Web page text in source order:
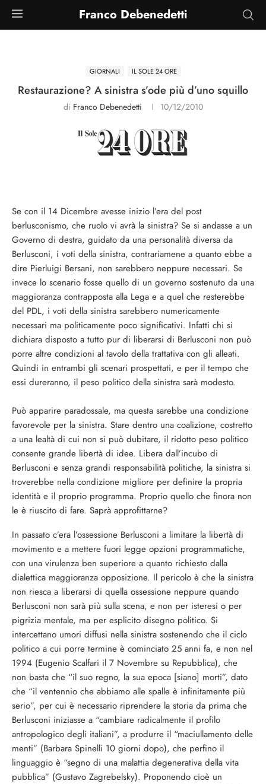
Franco Debenedetti
GIORNALI IL SOLE 24 ORE
Restaurazione? A sinistra s’ode più d’uno squillo
di Franco Debenedetti 10/12/2010
Se con il 14 Dicembre avesse inizio l’era del post
berlusconismo, che ruolo vi avrà la sinistra? Se si andasse a un
Governo di destra, guidato da una personalità diversa da
Berlusconi, i voti della sinistra, contrariamene a quanto ebbe a
dire Pierluigi Bersani, non sarebbero neppure necessari. Se
invece lo scenario fosse quello di un governo sostenuto da una
maggioranza contrapposta alla Lega e a quel che resterebbe
del PDL, i voti della sinistra sarebbero numericamente
necessari ma politicamente poco significativi. Infatti chi si
dichiara disposto a tutto pur di liberarsi di Berlusconi non può
porre altre condizioni al tavolo della trattativa con gli alleati.
Quindi in entrambi gli scenari prospettati, e per il tempo che
essi dureranno, il peso politico della sinistra sarà modesto.
Può apparire paradossale, ma questa sarebbe una condizione
favorevole per la sinistra. Stare dentro una coalizione, costretto
a una lealtà di cui non si può dubitare, il ridotto peso politico
consente grande libertà di idee. Libera dall’incubo di
Berlusconi e senza grandi responsabilità politiche, la sinistra si
troverebbe nella condizione migliore per definire la propria
identità e il proprio programma. Proprio quello che finora non
le è riuscito di fare. Saprà approfittarne?
In passato c’era l’ossessione Berlusconi a limitare la libertà di
movimento e a mettere fuori legge opzioni programmatiche,
con una virulenza ben superiore a quanto richiesto dalla
dialettica maggioranza opposizione. Il pericolo è che la sinistra
non riesca a liberarsi di quella ossessione neppure quando
Berlusconi non sarà più sulla scena, e non per isteresi o per
pigrizia mentale, ma per esplicito disegno politico. Si
intercettano umori diffusi nella sinistra sostenendo che il ciclo
politico a cui porre termine è cominciato 25 anni fa, e non nel
1994 (Eugenio Scalfari il 7 Novembre su Repubblica), che
non basta che “il suo regno, la sua epoca [siano] morti”, dato
che “il ventennio che abbiamo alle spalle è infinitamente più
serio”, per cui è necessario riprendere la storia da prima che
Berlusconi iniziasse a “cambiare radicalmente il profilo
antropologico degli italiani”, a produrre il “maciullamento delle
menti” (Barbara Spinelli 10 giorni dopo), che perfino il
linguaggio è “segno di una malattia degenerativa della vita
pubblica” (Gustavo Zagrebelsky). Proponendo cioè un